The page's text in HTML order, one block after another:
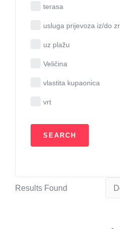
terasa
usluga prijevoza iz/do
uz plažu
Veličina
vlastita kupaonica
vrt
Results Found